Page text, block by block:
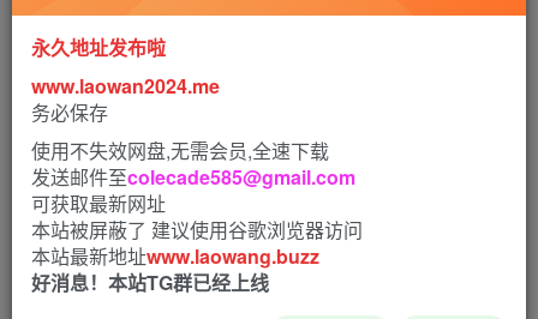
国庆期间，相信很多家长会带着孩子趁着假期或远或近的进
子的学习了，国庆毕竟还是挺长的，如何保证学习不被落下
呢？
对于孩子们来说，其实不止假期，日常的一些常规练习中也
是要抓住的。
永久地址发布啦
www.laowan2024.me
务必保存
使用不失效网盘,无需会员,全速下载
发送邮件至colecade585@gmail.com
可获取最新网址
本站被屏蔽了 建议使用谷歌浏览器访问
本站最新地址www.laowang.buzz
好消息！本站TG群已经上线